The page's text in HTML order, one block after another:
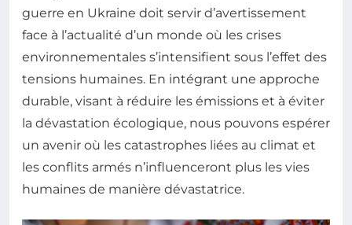
guerre en Ukraine doit servir d’avertissement
face à l’actualité d’un monde où les crises
environnementales s’intensifient sous l’effet des
tensions humaines. En intégrant une approche
durable, visant à réduire les émissions et à éviter
la dévastation écologique, nous pouvons espérer
un avenir où les catastrophes liées au climat et
les conflits armés n’influenceront plus les vies
humaines de manière dévastatrice.